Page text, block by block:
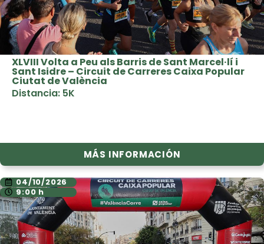
XLVIII Volta a Peu als Barris de Sant Marcel·lí i
Sant Isidre – Circuit de Carreres Caixa Popular
Ciutat de València
Distancia: 5K
MÁS INFORMACIÓN
04/10/2026
9:00 h